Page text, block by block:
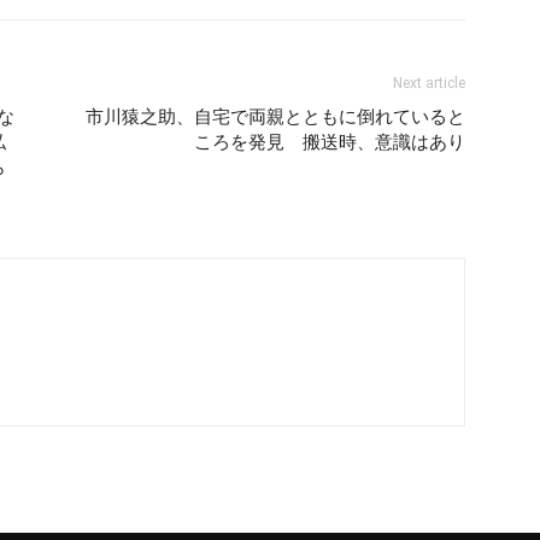
Next article
市川猿之助、自宅で両親とともに倒れていると
ころを発見 搬送時、意識はあり